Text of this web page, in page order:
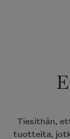
Tiesithän,
tuotteita,